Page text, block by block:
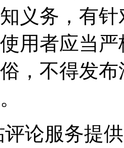
义务，有
用者应当
，不得发
论服务提